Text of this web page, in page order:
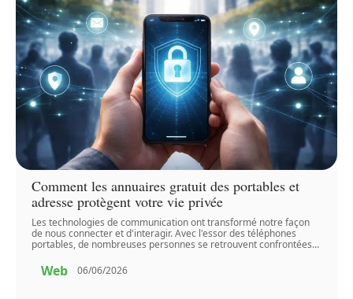
Comment les annuaires gratuit des portables et
adresse protègent votre vie privée
Les technologies de communication ont transformé notre façon
de nous connecter et d'interagir. Avec l'essor des téléphones
portables, de nombreuses personnes se retrouvent confrontées…
Web 06/06/2026